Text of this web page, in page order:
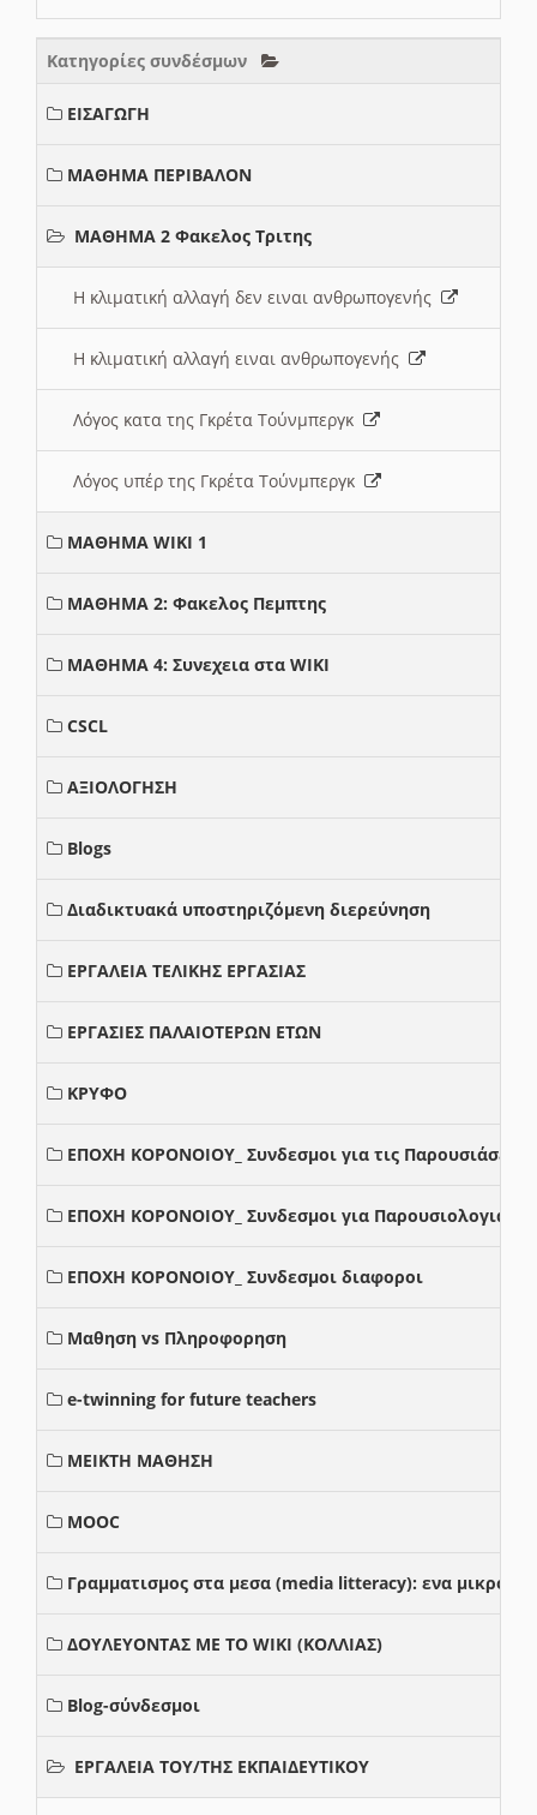
Κατηγορίες συνδέσμων
ΕΙΣΑΓΩΓΗ
ΜΑΘΗΜΑ ΠΕΡΙΒΑΛΟΝ
ΜΑΘΗΜΑ 2 Φακελος Τριτης
Η κλιματική αλλαγή δεν ειναι ανθρωπογενής
Η κλιματική αλλαγή ειναι ανθρωπογενής
Λόγος κατα της Γκρέτα Τούνμπεργκ
Λόγος υπέρ της Γκρέτα Τούνμπεργκ
ΜΑΘΗΜΑ WIKI 1
ΜΑΘΗΜΑ 2: Φακελος Πεμπτης
ΜΑΘΗΜΑ 4: Συνεχεια στα WIKI
CSCL
ΑΞΙΟΛΟΓΗΣΗ
Blogs
Διαδικτυακά υποστηριζόμενη διερεύνηση
ΕΡΓΑΛΕΙΑ ΤΕΛΙΚΗΣ ΕΡΓΑΣΙΑΣ
ΕΡΓΑΣΙΕΣ ΠΑΛΑΙΟΤΕΡΩΝ ΕΤΩΝ
ΚΡΥΦΟ
ΕΠΟΧΗ ΚΟΡΟΝΟΙΟΥ_ Συνδεσμοι για τις Παρουσιάσεις
ΕΠΟΧΗ ΚΟΡΟΝΟΙΟΥ_ Συνδεσμοι για Παρουσιολογια
ΕΠΟΧΗ ΚΟΡΟΝΟΙΟΥ_ Συνδεσμοι διαφοροι
Μαθηση vs Πληροφορηση
e-twinning for future teachers
ΜΕΙΚΤΗ ΜΑΘΗΣΗ
MOOC
Γραμματισμος στα μεσα (media litteracy): ενα μικρο
ΔΟΥΛΕΥΟΝΤΑΣ ΜΕ ΤΟ WIKI (ΚΟΛΛΙΑΣ)
Blog-σύνδεσμοι
ΕΡΓΑΛΕΙΑ ΤΟΥ/ΤΗΣ ΕΚΠΑΙΔΕΥΤΙΚΟΥ